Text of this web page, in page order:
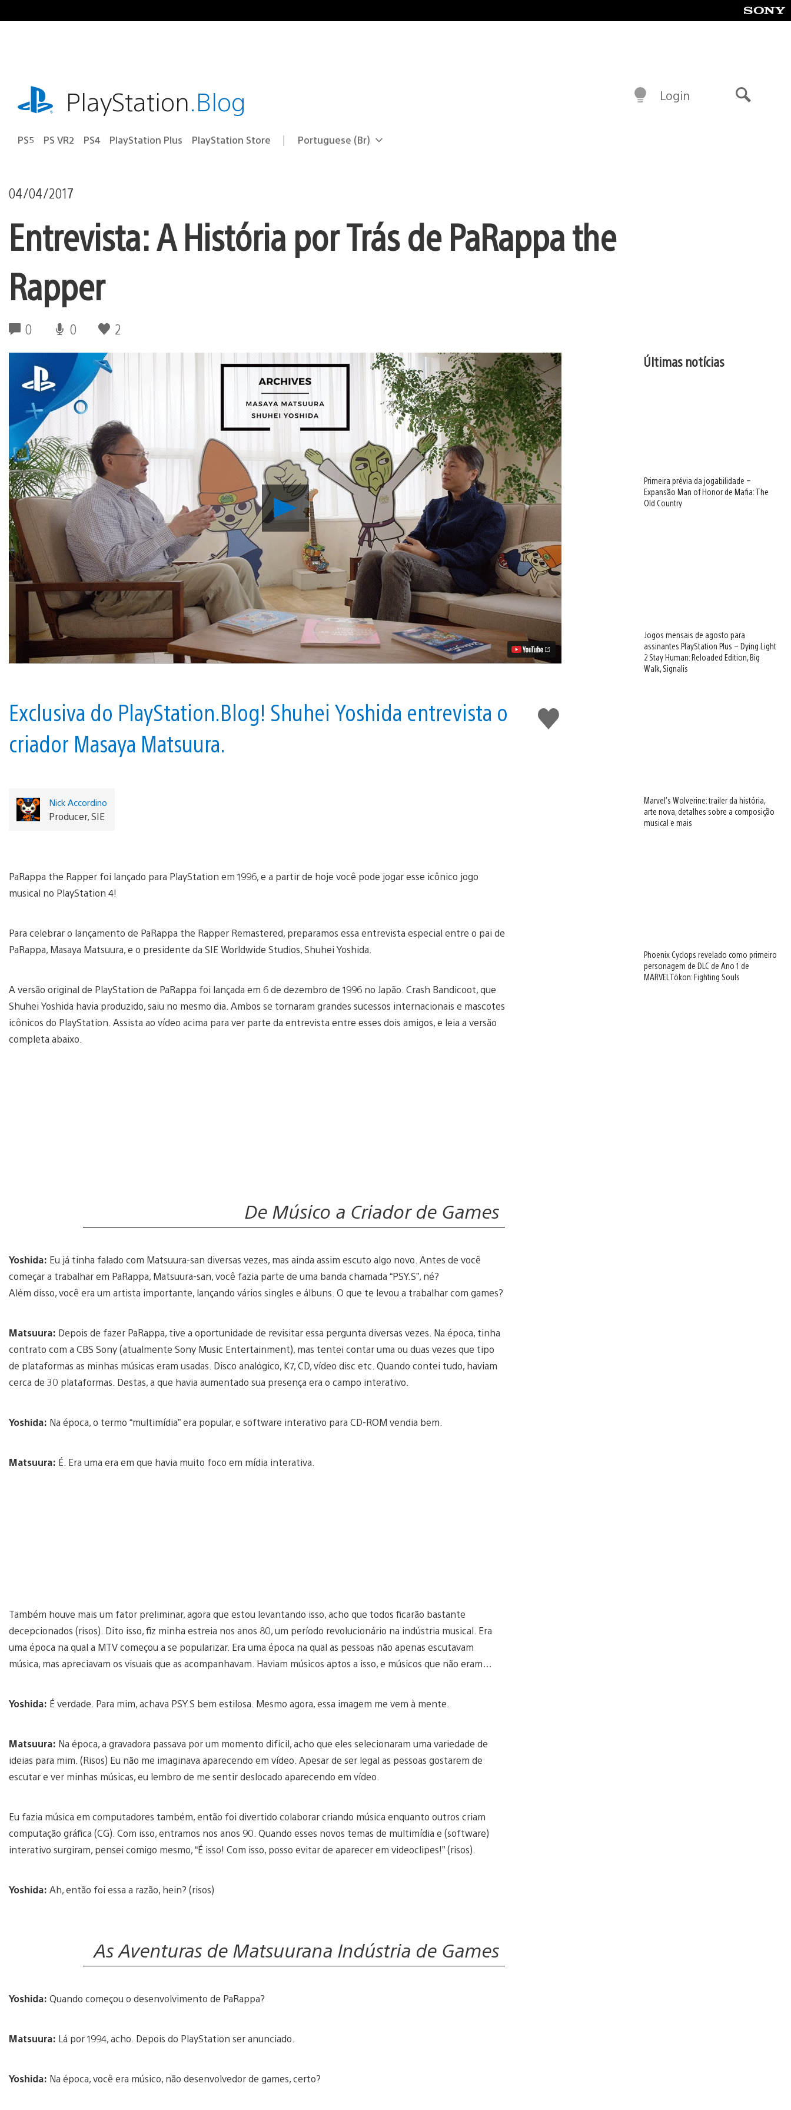
para
playstation.comPlayStation.Blog
PS5 PS VR2 PS4 PlayStation Plus PlayStation Store Selecione
Região
Portuguese (Br)
Login
04/04/2017
Entrevista: A História por Trás de PaRappa the
Rapper
0 0 2
Reproduzir
Entrevista:
A
História
por
Trás
de
PaRappa
the
Rapper
Vídeo
Curtir
Exclusiva do PlayStation.Blog! Shuhei Yoshida entrevista o
criador Masaya Matsuura.
Nick Accordino
Producer, SIE
PaRappa the Rapper foi lançado para PlayStation em 1996, e a partir de hoje você pode jogar esse icônico jogo
musical no PlayStation 4!
Para celebrar o lançamento de PaRappa the Rapper Remastered, preparamos essa entrevista especial entre o pai de
PaRappa, Masaya Matsuura, e o presidente da SIE Worldwide Studios, Shuhei Yoshida.
A versão original de PlayStation de PaRappa foi lançada em 6 de dezembro de 1996 no Japão. Crash Bandicoot, que
Shuhei Yoshida havia produzido, saiu no mesmo dia. Ambos se tornaram grandes sucessos internacionais e mascotes
icônicos do PlayStation. Assista ao vídeo acima para ver parte da entrevista entre esses dois amigos, e leia a versão
completa abaixo.
De Músico a Criador de Games
Yoshida: Eu já tinha falado com Matsuura-san diversas vezes, mas ainda assim escuto algo novo. Antes de você
começar a trabalhar em PaRappa, Matsuura-san, você fazia parte de uma banda chamada “PSY.S”, né?
Além disso, você era um artista importante, lançando vários singles e álbuns. O que te levou a trabalhar com games?
Matsuura: Depois de fazer PaRappa, tive a oportunidade de revisitar essa pergunta diversas vezes. Na época, tinha
contrato com a CBS Sony (atualmente Sony Music Entertainment), mas tentei contar uma ou duas vezes que tipo
de plataformas as minhas músicas eram usadas. Disco analógico, K7, CD, vídeo disc etc. Quando contei tudo, haviam
cerca de 30 plataformas. Destas, a que havia aumentado sua presença era o campo interativo.
Yoshida: Na época, o termo “multimídia” era popular, e software interativo para CD-ROM vendia bem.
Matsuura: É. Era uma era em que havia muito foco em mídia interativa.
Também houve mais um fator preliminar, agora que estou levantando isso, acho que todos ficarão bastante
decepcionados (risos). Dito isso, fiz minha estreia nos anos 80, um período revolucionário na indústria musical. Era
uma época na qual a MTV começou a se popularizar. Era uma época na qual as pessoas não apenas escutavam
música, mas apreciavam os visuais que as acompanhavam. Haviam músicos aptos a isso, e músicos que não eram…
Yoshida: É verdade. Para mim, achava PSY.S bem estilosa. Mesmo agora, essa imagem me vem à mente.
Matsuura: Na época, a gravadora passava por um momento difícil, acho que eles selecionaram uma variedade de
ideias para mim. (Risos) Eu não me imaginava aparecendo em vídeo. Apesar de ser legal as pessoas gostarem de
escutar e ver minhas músicas, eu lembro de me sentir deslocado aparecendo em vídeo.
Eu fazia música em computadores também, então foi divertido colaborar criando música enquanto outros criam
computação gráfica (CG). Com isso, entramos nos anos 90. Quando esses novos temas de multimídia e (software)
interativo surgiram, pensei comigo mesmo, “É isso! Com isso, posso evitar de aparecer em videoclipes!” (risos).
Yoshida: Ah, então foi essa a razão, hein? (risos)
As Aventuras de Matsuurana Indústria de Games
Yoshida: Quando começou o desenvolvimento de PaRappa?
Matsuura: Lá por 1994, acho. Depois do PlayStation ser anunciado.
Yoshida: Na época, você era músico, não desenvolvedor de games, certo?
Últimas notícias
Primeira prévia da jogabilidade –
Expansão Man of Honor de Mafia: The
Old Country
Jogos mensais de agosto para
assinantes PlayStation Plus – Dying Light
2 Stay Human: Reloaded Edition, Big
Walk, Signalis
Marvel’s Wolverine: trailer da história,
arte nova, detalhes sobre a composição
musical e mais
Phoenix Cyclops revelado como primeiro
personagem de DLC de Ano 1 de
MARVEL Tōkon: Fighting Souls